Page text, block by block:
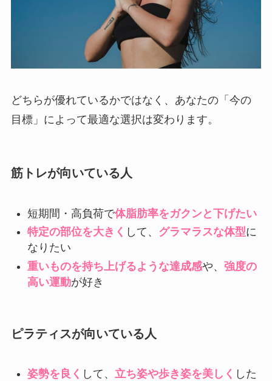
どちらが優れているかではなく、あなたの「今の
目標」によって最適な選択は変わります。
筋トレが向いている人
短期間・高負荷で体脂肪率をガクンと下げたい
特定の部位を大きく して、 グラマラスな体型に
なりたい
重いものを持ち上げるような達成感や、 強度の
高い運動が好き
ピラティスが向いている人
姿勢を良く して、 立ち姿や歩き姿を美しく した